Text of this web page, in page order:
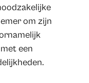
om zijn
een